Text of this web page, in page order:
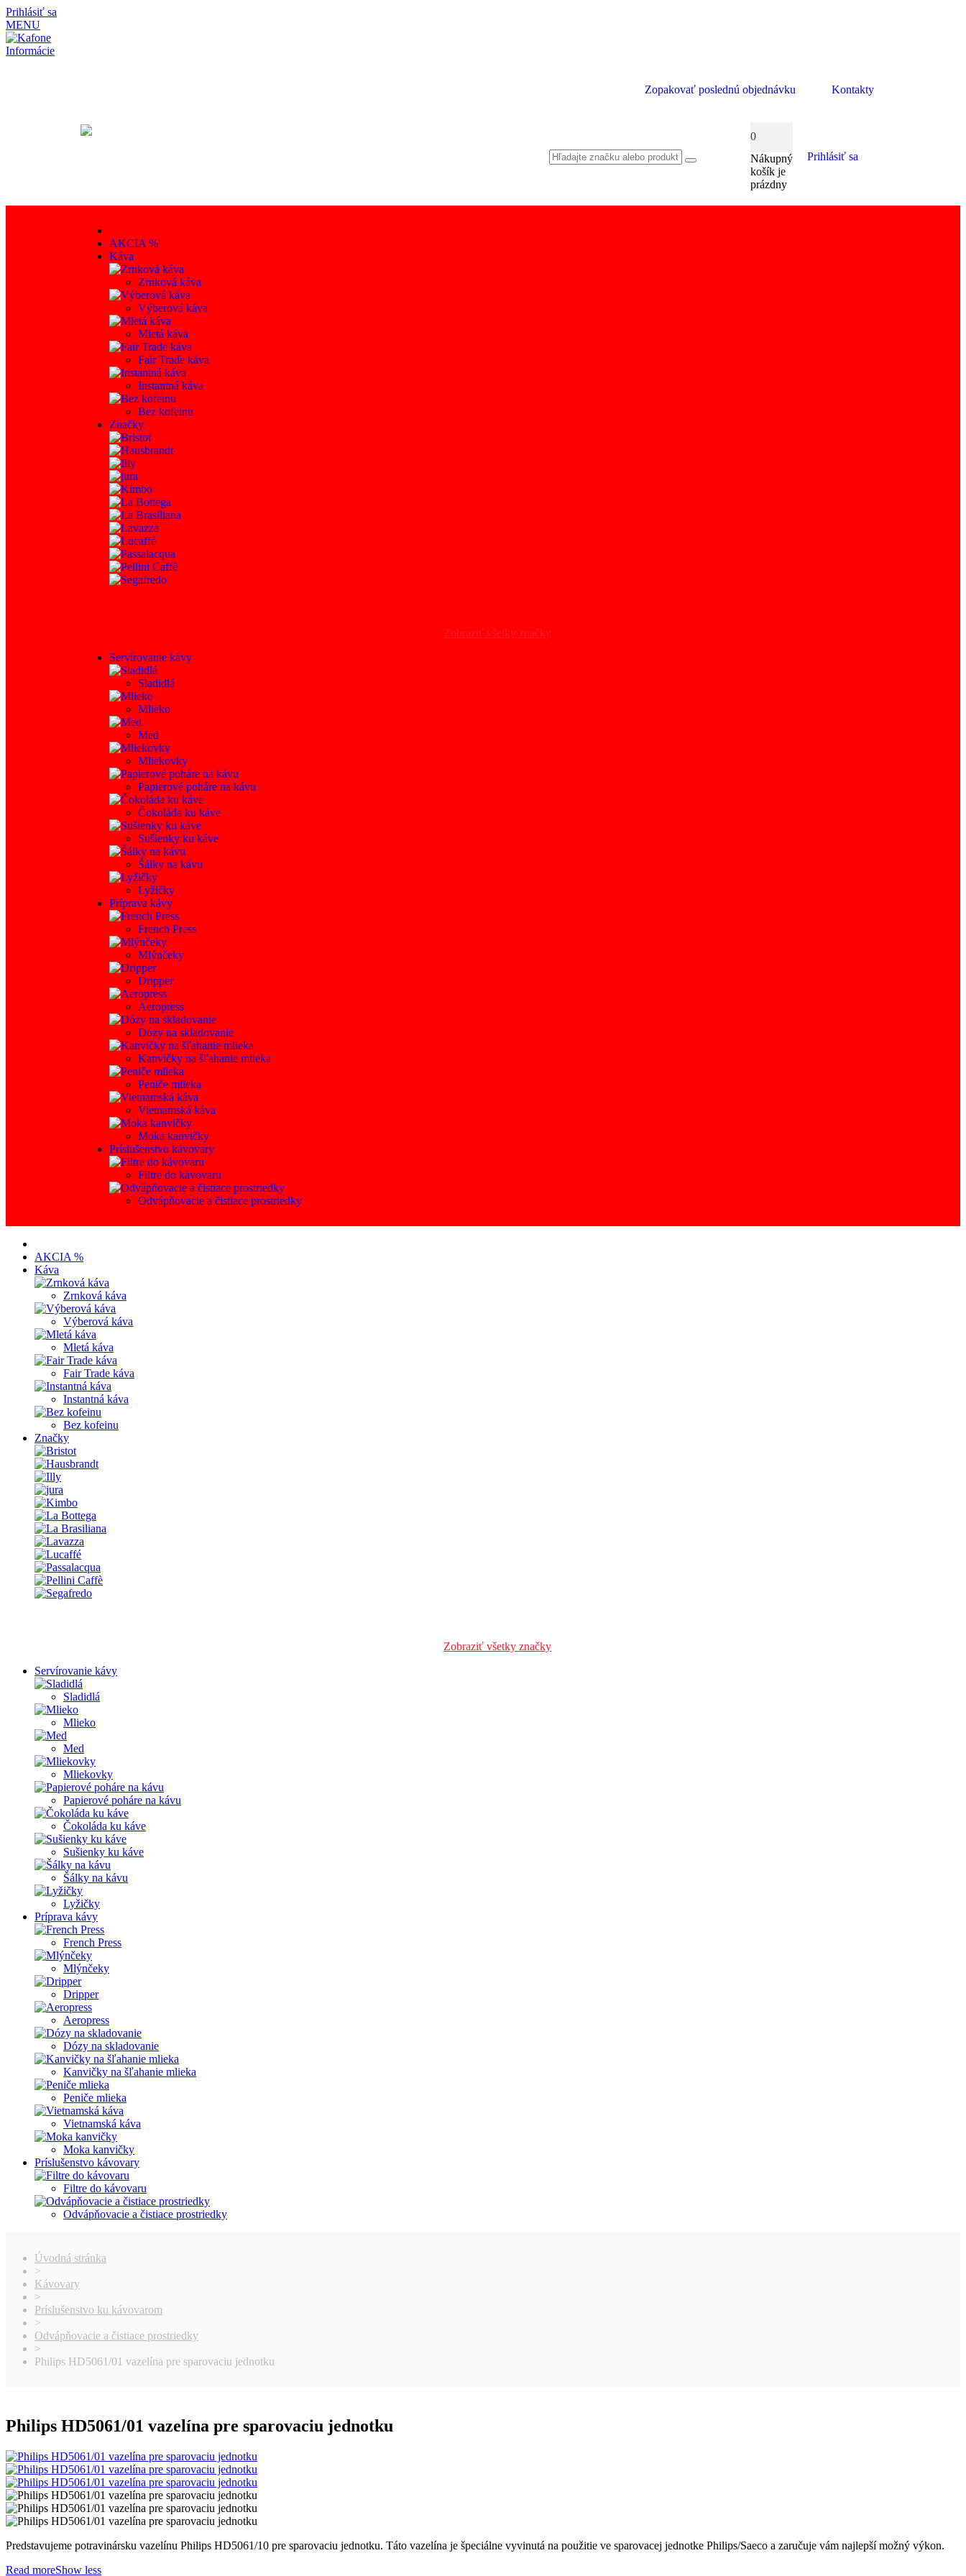
Prihlásiť sa
MENU
Informácie
Zopakovať poslednú objednávku Kontakty
0
Nákupný
košík je
prázdny
Prihlásiť sa
AKCIA %
Káva
Zrnková káva
Výberová káva
Mletá káva
Fair Trade káva
Instantná káva
Bez kofeinu
Značky
Zobraziť všetky značky
Servírovanie kávy
Sladidlá
Mlieko
Med
Mliekovky
Papierové poháre na kávu
Čokoláda ku káve
Sušienky ku káve
Šálky na kávu
Lyžičky
Príprava kávy
French Press
Mlýnčeky
Dripper
Aeropress
Dózy na skladovanie
Kanvičky na šľahanie mlieka
Peniče mlieka
Vietnamská káva
Moka kanvičky
Príslušenstvo kávovary
Filtre do kávovaru
Odvápňovacie a čistiace prostriedky
AKCIA %
Káva
Zrnková káva
Výberová káva
Mletá káva
Fair Trade káva
Instantná káva
Bez kofeinu
Značky
Zobraziť všetky značky
Servírovanie kávy
Sladidlá
Mlieko
Med
Mliekovky
Papierové poháre na kávu
Čokoláda ku káve
Sušienky ku káve
Šálky na kávu
Lyžičky
Príprava kávy
French Press
Mlýnčeky
Dripper
Aeropress
Dózy na skladovanie
Kanvičky na šľahanie mlieka
Peniče mlieka
Vietnamská káva
Moka kanvičky
Príslušenstvo kávovary
Filtre do kávovaru
Odvápňovacie a čistiace prostriedky
Úvodná stránka
>
Kávovary
>
Príslušenstvo ku kávovarom
>
Odvápňovacie a čistiace prostriedky
>
Philips HD5061/01 vazelína pre sparovaciu jednotku
Philips HD5061/01 vazelína pre sparovaciu jednotku
Predstavujeme potravinársku vazelínu Philips HD5061/10 pre sparovaciu jednotku. Táto vazelína je špeciálne vyvinutá na použitie ve sparovacej jednotke Philips/Saeco a zaručuje vám najlepší možný výkon.
Read moreShow less